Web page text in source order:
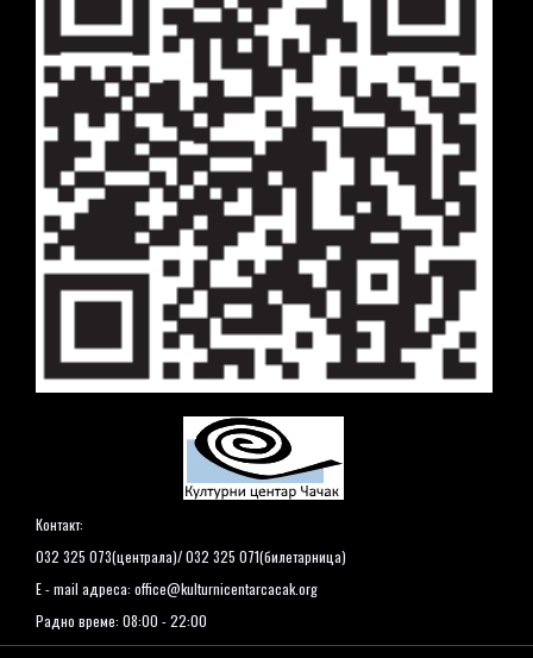
Контакт:
032 325 073(централа)/ 032 325 071(билетарница)
E - mail адреса: office@kulturnicentarcacak.org
Радно време: 08:00 - 22:00